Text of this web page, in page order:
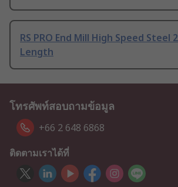
RS PRO End Mill High Speed Steel
Length
โทรศัพท์สอบถามข้อมูล
+66 2 648 6868
ติดตามเราได้ที่